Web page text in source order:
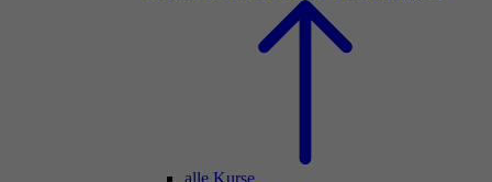
alle Kurse